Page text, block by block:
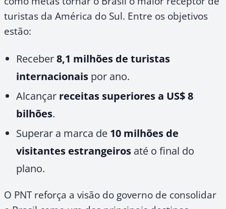
turistas da América do Sul. Entre os objetivos
estão:
Receber8,1 milhões de turistas
internacionais por ano.
Alcançar receitas superiores a US$ 8
bilhões.
Superar a marca de 10 milhões de
visitantes estrangeiros até o final do
plano.
O PNT reforça a visão do governo de consolidar